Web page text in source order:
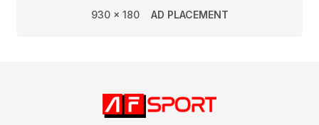
930 x 180 AD PLACEMENT